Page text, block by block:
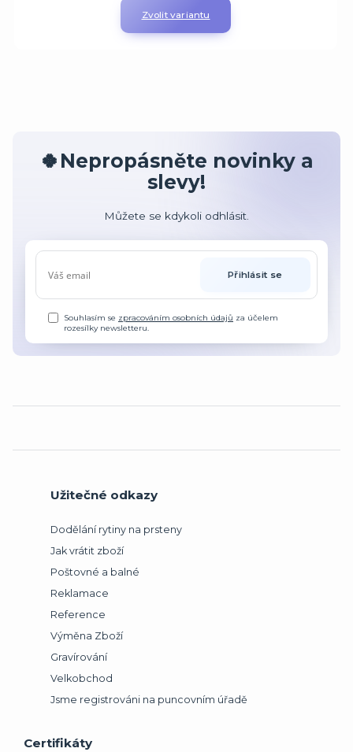
Zvolit variantu
🍀Nepropásněte novinky a
slevy!
Můžete se kdykoli odhlásit.
Přihlásit se
Souhlasím se zpracováním osobních údajů za účelem
rozesílky newsletteru.
Užitečné odkazy
Dodělání rytiny na prsteny
Jak vrátit zboží
Poštovné a balné
Reklamace
Reference
Výměna Zboží
Gravírování
Velkobchod
Jsme registrováni na puncovním úřadě
Certifikáty